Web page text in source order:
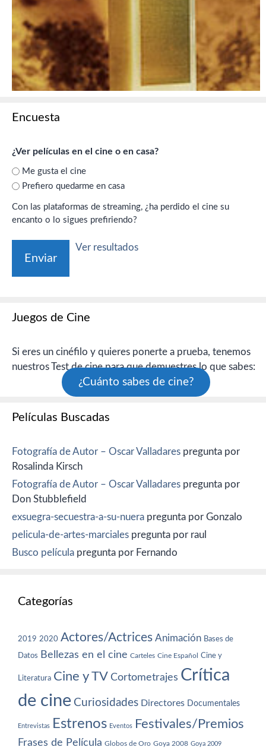
Encuesta
¿Ver películas en el cine o en casa?
Me gusta el cine
Prefiero quedarme en casa
Con las plataformas de streaming, ¿ha perdido el cine su
encanto o lo sigues prefiriendo?
Ver resultados
Juegos de Cine
Si eres un cinéfilo y quieres ponerte a prueba, tenemos
nuestros Test de cine para que demuestres lo que sabes:
¿Cuánto sabes de cine?
Películas Buscadas
Fotografía de Autor – Oscar Valladares pregunta por
Rosalinda Kirsch
Fotografía de Autor – Oscar Valladares pregunta por
Don Stubblefield
exsuegra-secuestra-a-su-nuera pregunta por Gonzalo
pelicula-de-artes-marciales pregunta por raul
Busco película pregunta por Fernando
Categorías
2019 2020 Actores/Actrices Animación Bases de
Datos Bellezas en el cine Carteles Cine Español Cine y
Literatura Cine y TV Cortometrajes Crítica
de cine Curiosidades Directores Documentales
Entrevistas Estrenos Eventos Festivales/Premios
Frases de Película Globos de Oro Goya 2008 Goya 2009